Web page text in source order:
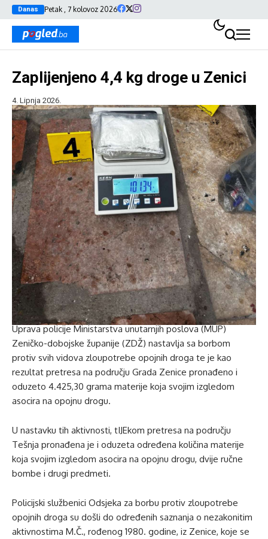
Danas Petak , 7 kolovoz 2026
Zaplijenjeno 4,4 kg droge u Zenici
4. Lipnja 2026.
Uprava policije Ministarstva unutarnjih poslova (MUP)
Zeničko-dobojske županije (ZDŽ) nastavlja sa borbom
protiv svih vidova zloupotrebe opojnih droga te je kao
rezultat pretresa na području Grada Zenice pronađeno i
oduzeto 4.425,30 grama materije koja svojim izgledom
asocira na opojnu drogu.
U nastavku tih aktivnosti, tIJEkom pretresa na području
Tešnja pronađena je i oduzeta određena količina materije
koja svojim izgledom asocira na opojnu drogu, dvije ručne
bombe i drugi predmeti.
Policijski službenici Odsjeka za borbu protiv zloupotrebe
opojnih droga su došli do određenih saznanja o nezakonitim
aktivnostima M.Č., rođenog 1980. godine, iz Zenice, koje se